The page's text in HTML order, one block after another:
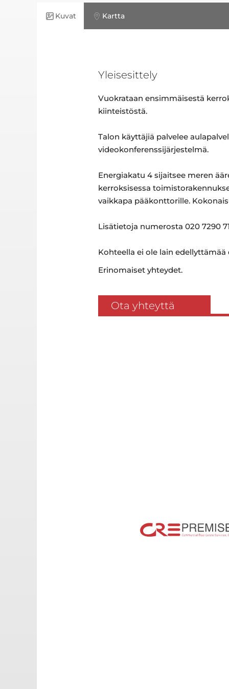
Kuvat Kartta
Yleisesittely
Vuokrataan ensimmäisestä
kiinteistöstä.
Talon käyttäjiä palvelee
videokonferenssijärjestelmä.
Energiakatu 4 sijaitsee meren
kerroksisessa
vaikkapa pääkonttorille.
Lisätietoja numerosta 020 7290
Kohteella ei ole lain
Erinomaiset yhteydet.
Ota yhteyttä